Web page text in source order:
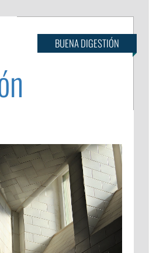
BUENA DIGESTIÓN